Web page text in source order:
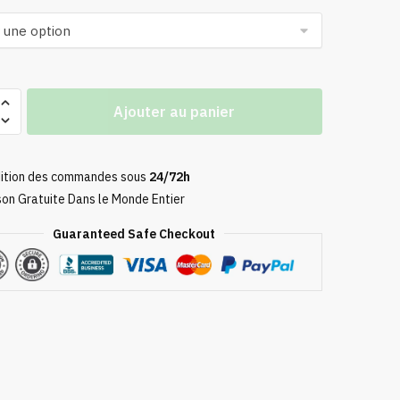
Ajouter au panier
des commandes sous 24/72h
Gratuite Dans le Monde Entier
Guaranteed Safe Checkout